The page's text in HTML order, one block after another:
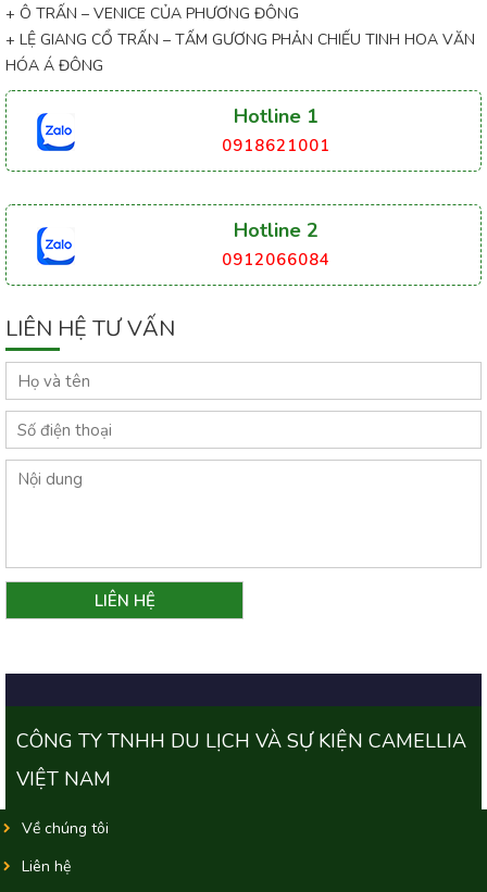
+ Ô TRẤN – VENICE CỦA PHƯƠNG ĐÔNG
+ LỆ GIANG CỔ TRẤN – TẤM GƯƠNG PHẢN CHIẾU TINH HOA VĂN
HÓA Á ĐÔNG
Hotline 1
0918621001
Hotline 2
0912066084
LIÊN HỆ TƯ VẤN
CÔNG TY TNHH DU LỊCH VÀ SỰ KIỆN CAMELLIA
VIỆT NAM
Về chúng tôi
Liên hệ